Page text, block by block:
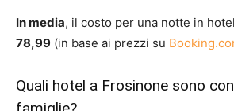
In media, il costo per una notte in
78,99 (in base ai prezzi su
Quali hotel a Frosinone sono